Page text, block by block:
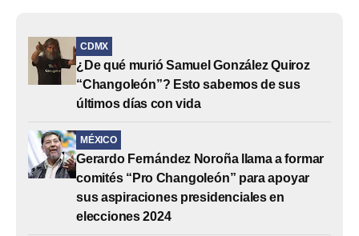
CDMX
¿De qué murió Samuel González Quiroz
“Changoleón”? Esto sabemos de sus
últimos días con vida
MÉXICO
Gerardo Fernández Noroña llama a formar
comités “Pro Changoleón” para apoyar
sus aspiraciones presidenciales en
elecciones 2024